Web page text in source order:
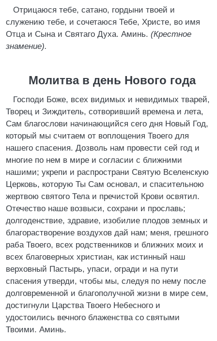
Отрицаюся тебе, сатано, гордыни твоей и
служению тебе, и сочетаюся Тебе, Христе, во имя
Отца и Сына и Святаго Духа. Аминь. (Крестное
знамение).
Молитва в день Нового года
Господи Боже, всех видимых и невидимых тварей,
Творец и Зиждитель, сотворивший времена и лета,
Сам благослови начинающийся сего дня Новый Год,
который мы считаем от воплощения Твоего для
нашего спасения. Дозволь нам провести сей год и
многие по нем в мире и согласии с ближними
нашими; укрепи и распространи Святую Вселенскую
Церковь, которую Ты Сам основал, и спасительною
жертвою святого Тела и пречистой Крови освятил.
Отечество наше возвыси, сохрани и прославь;
долгоденствие, здравие, изобилие плодов земных и
благорастворение воздухов дай нам; меня, грешного
раба Твоего, всех родственников и ближних моих и
всех благоверных христиан, как истинный наш
верховный Пастырь, упаси, огради и на пути
спасения утверди, чтобы мы, следуя по нему после
долговременной и благополучной жизни в мире сем,
достигнули Царства Твоего Небесного и
удостоились вечного блаженства со святыми
Твоими. Аминь.